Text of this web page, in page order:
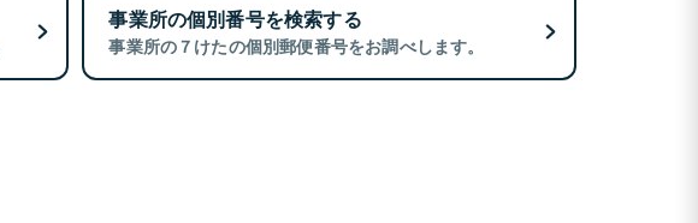
事業所の個別番号を検索する
事業所の７けたの個別郵便番号をお調べします。